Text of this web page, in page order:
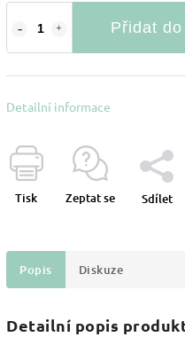
Přidat
Detailní informace
Tisk Zeptat se Sdílet
Popis Diskuze
Detailní popis